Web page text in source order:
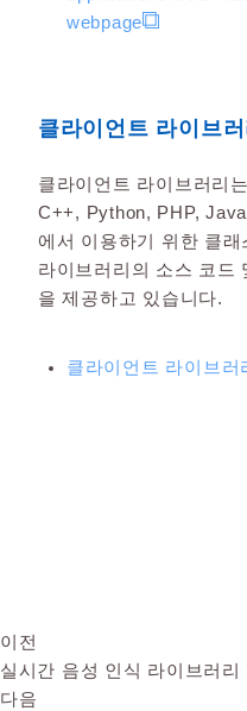
webpage
클라이언트 라이브러
클라이언트 라이브러리
C++, Python, PHP,
에서 이용하기 위한 클
라이브러리의 소스 코드
을 제공하고 있습니다.
클라이언트 라이브러
이전
실시간 음성 인식 라이브러리
다음